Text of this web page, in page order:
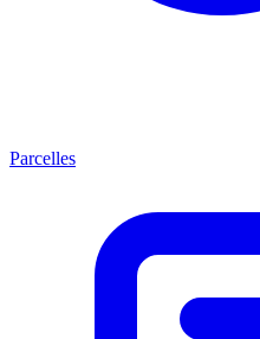
Parcelles